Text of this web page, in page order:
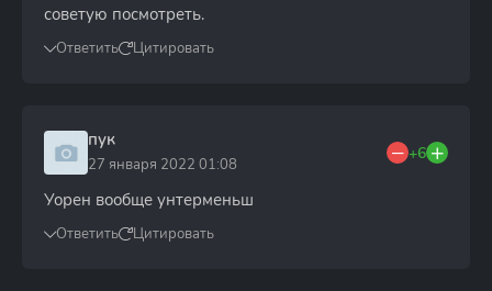
советую посмотреть.
Ответить Цитировать
пук
27 января 2022 01:08
+6
Уорен вообще унтерменьш
Ответить Цитировать